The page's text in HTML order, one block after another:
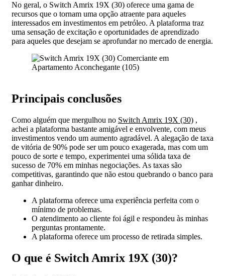
No geral, o Switch Amrix 19X (30) oferece uma gama de
recursos que o tornam uma opção atraente para aqueles
interessados em investimentos em petróleo. A plataforma traz
uma sensação de excitação e oportunidades de aprendizado
para aqueles que desejam se aprofundar no mercado de energia.
Principais conclusões
Como alguém que mergulhou no Switch Amrix 19X (30) ,
achei a plataforma bastante amigável e envolvente, com meus
investimentos vendo um aumento agradável. A alegação de taxa
de vitória de 90% pode ser um pouco exagerada, mas com um
pouco de sorte e tempo, experimentei uma sólida taxa de
sucesso de 70% em minhas negociações. As taxas são
competitivas, garantindo que não estou quebrando o banco para
ganhar dinheiro.
A plataforma oferece uma experiência perfeita com o
mínimo de problemas.
O atendimento ao cliente foi ágil e respondeu às minhas
perguntas prontamente.
A plataforma oferece um processo de retirada simples.
O que é Switch Amrix 19X (30)?